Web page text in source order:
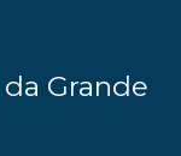
Grande